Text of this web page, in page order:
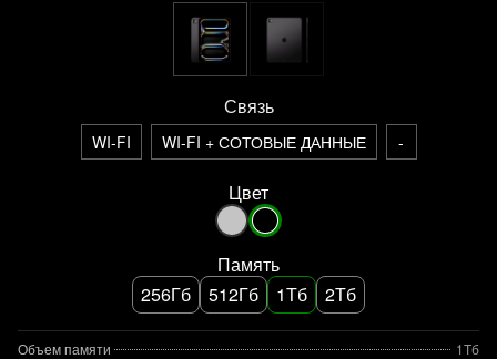
Связь
WI-FI WI-FI + СОТОВЫЕ ДАННЫЕ -
Цвет
Память
256Гб
512Гб 1Тб 2Тб
Объем памяти 1Тб